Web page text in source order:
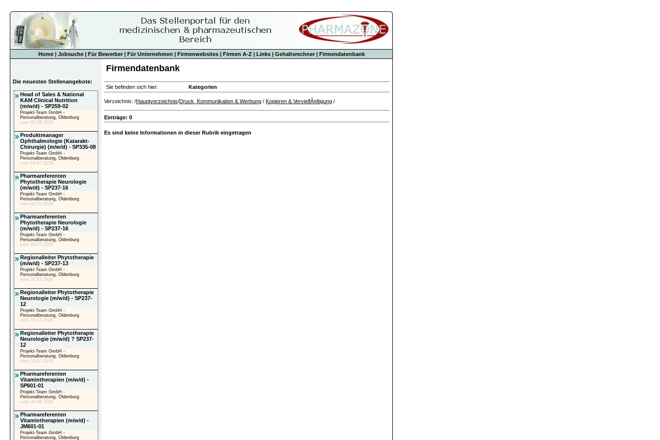
Home| Jobsuche| Für Bewerber| Für Unternehmen | Firmenwebsites| Firmen A-Z| Links| Gehaltsrechner| Firmendatenbank
Die neuesten Stellenangebote:
»Head of Sales & National
KAM Clinical Nutrition
(m/w/d) - SP259-02
Projekt-Team GmbH -
Personalberatung, Oldenburg
vom 03.08.2026
»Produktmanager
Ophthalmologie (Katarakt-
Chirurgie) (m/w/d) - SP335-08
Projekt-Team GmbH -
Personalberatung, Oldenburg
vom 03.07.2026
»Pharmareferenten
Phytotherapie Neurologie
(m/w/d) - SP237-16
Projekt-Team GmbH -
Personalberatung, Oldenburg
vom 02.07.2026
»Pharmareferenten
Phytotherapie Neurologie
(m/w/d) - SP237-16
Projekt-Team GmbH -
Personalberatung, Oldenburg
vom 02.07.2026
»Regionalleiter Phytotherapie
(m/w/d) - SP237-13
Projekt-Team GmbH -
Personalberatung, Oldenburg
vom 02.07.2026
»Regionalleiter Phytotherapie
Neurologie (m/w/d) - SP237-
12
Projekt-Team GmbH -
Personalberatung, Oldenburg
vom 02.07.2026
»Regionalleiter Phytotherapie
Neurologie (m/w/d) ? SP237-
12
Projekt-Team GmbH -
Personalberatung, Oldenburg
vom 02.07.2026
»Pharmareferenten
Vitamintherapien (m/w/d) -
SP601-01
Projekt-Team GmbH -
Personalberatung, Oldenburg
vom 04.06.2026
»Pharmareferenten
Vitamintherapien (m/w/d) -
JM601-01
Projekt-Team GmbH -
Personalberatung, Oldenburg
Firmendatenbank
Sie befinden sich hier: Kategorien
Verzeichnis: /Hauptverzeichnis/Druck, Kommunikation & Werbung / Kopieren & VervielfÃ¤ltigung /
Einträge: 0
Es sind keine Informationen in dieser Rubrik eingetragen